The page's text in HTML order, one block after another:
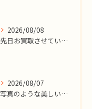
2026/08/08
先日お買取させていただいた
2026/08/07
写真のような美しい大粒のパールリングですが、